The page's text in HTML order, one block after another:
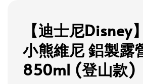
【迪士尼Disney
小熊維尼 鋁製露
850ml (登山款)